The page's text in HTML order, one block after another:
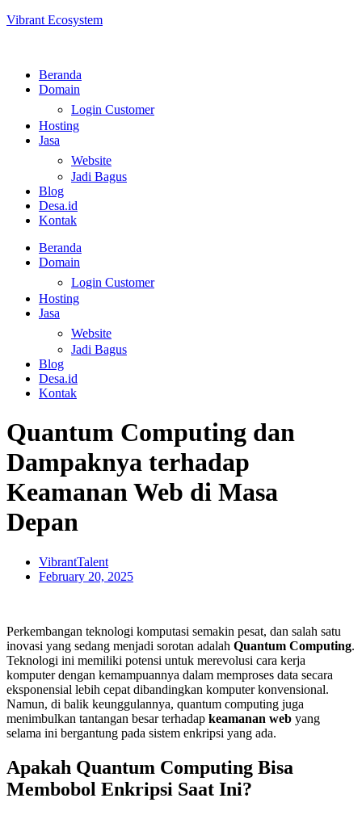
Vibrant Ecosystem
Beranda
Domain
Login Customer
Hosting
Jasa
Website
Jadi Bagus
Blog
Desa.id
Kontak
Beranda
Domain
Login Customer
Hosting
Jasa
Website
Jadi Bagus
Blog
Desa.id
Kontak
Quantum Computing dan
Dampaknya terhadap
Keamanan Web di Masa
Depan
VibrantTalent
February 20, 2025
Perkembangan teknologi komputasi semakin pesat, dan salah satu
inovasi yang sedang menjadi sorotan adalah Quantum Computing.
Teknologi ini memiliki potensi untuk merevolusi cara kerja
komputer dengan kemampuannya dalam memproses data secara
eksponensial lebih cepat dibandingkan komputer konvensional.
Namun, di balik keunggulannya, quantum computing juga
menimbulkan tantangan besar terhadap keamanan web yang
selama ini bergantung pada sistem enkripsi yang ada.
Apakah Quantum Computing Bisa
Membobol Enkripsi Saat Ini?